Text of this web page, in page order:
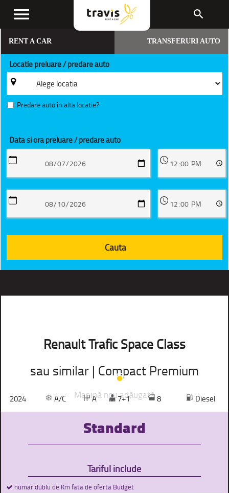
menu search
RENT A CAR TRANSFERURI AUTO
Locatie preluare / predare auto
Predare auto in alta locatie?
Data si ora preluare / predare auto
Renault Trafic Space Class
sau similar | Compact Premium
2024 A/C A 7+1 8 Diesel
Mașină nou adăugată
Standard
Tariful include
numar dublu de Km fata de oferta Budget